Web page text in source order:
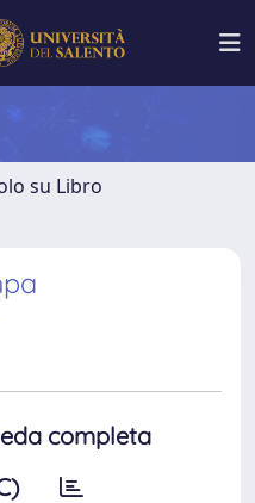
su Libro
completa